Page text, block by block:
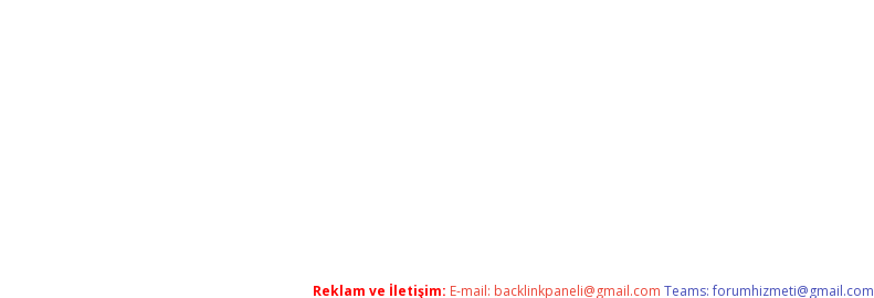
Reklam ve İletişim: E-mail: backlinkpaneli@gmail.com Teams:forumhizmeti@gmail.com